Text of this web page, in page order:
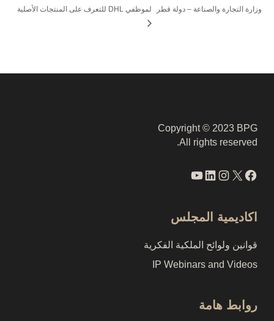
وزارة التجارة والصناعة – دولة قطر
لموظفي DHL للتعرف على المنتجات الأصلية
Copyright © 2023 BPG
All rights reserved.
فيسبوك
إكسإنستجرام
اكاديمية المجلس
قوانين ولوائح الملكية الفكرية
IP Webinars and Videos
روابط هامة